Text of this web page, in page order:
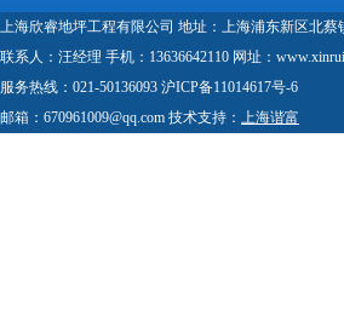
上海欣睿地坪工程有限公司 地址：上海浦东新区北蔡
联系人：汪经理 手机：13636642110 网址：
服务热线：021-50136093 沪ICP备11014617号-6
邮箱：670961009@qq.com 技术支持： 上海谐富